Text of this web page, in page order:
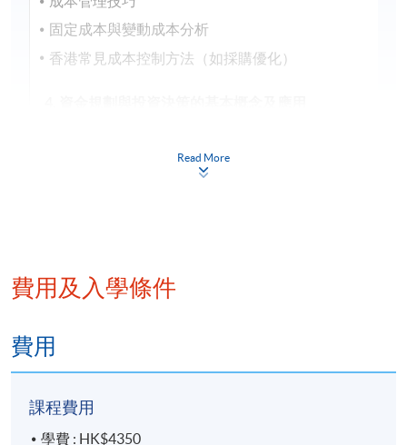
固定成本與變動成本分析
香港常見成本控制方法（如採購優化）
應收賬款、存貨及現金週期管理
企業融資管道
股權融資（IPO、私募）
財務風險辨識
匯率風險、利率風險對策
香港企業常見風險管理工具
Read More
費用及入學條件
費用
課程費用
學費 : HK$4350